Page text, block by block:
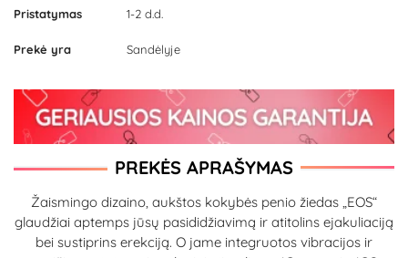
Pristatymas 1-2 d.d.
Prekė yra Sandėlyje
PREKĖS APRAŠYMAS
Žaismingo dizaino, aukštos kokybės penio žiedas „EOS“
glaudžiai aptemps jūsų pasididžiavimą ir atitolins ejakuliaciją
bei sustiprins erekciją. O jame integruotos vibracijos ir